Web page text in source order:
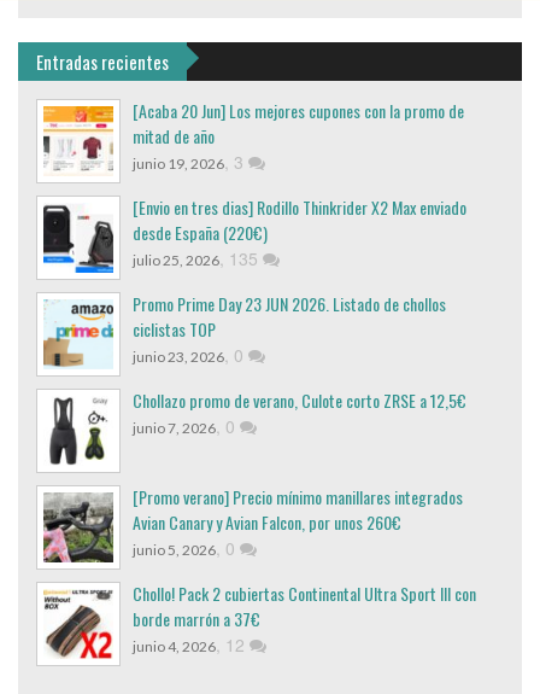
Entradas recientes
[Acaba 20 Jun] Los mejores cupones con la promo de
mitad de año
junio 19, 2026, 3
[Envio en tres dias] Rodillo Thinkrider X2 Max enviado
desde España (220€)
julio 25, 2026, 135
Promo Prime Day 23 JUN 2026. Listado de chollos
ciclistas TOP
junio 23, 2026, 0
Chollazo promo de verano, Culote corto ZRSE a 12,5€
junio 7, 2026, 0
[Promo verano] Precio mínimo manillares integrados
Avian Canary y Avian Falcon, por unos 260€
junio 5, 2026, 0
Chollo! Pack 2 cubiertas Continental Ultra Sport III con
borde marrón a 37€
junio 4, 2026, 12